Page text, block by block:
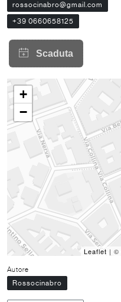
rossocinabro@gmail.com
+39 0660658125
+
−
Leaflet | ©
Autore
Rossocinabro